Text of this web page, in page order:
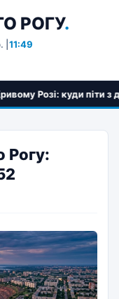
РОГУ.
11:49
Розі: куди піти з
Рогу: